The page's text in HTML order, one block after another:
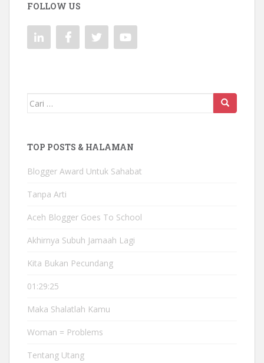
FOLLOW US
Mencari:
TOP POSTS & HALAMAN
Blogger Award Untuk Sahabat
Tanpa Arti
Aceh Blogger Goes To School
Akhirnya Subuh Jamaah Lagi
Kita Bukan Pecundang
01:29:25
Maka Shalatlah Kamu
Woman = Problems
Tentang Utang